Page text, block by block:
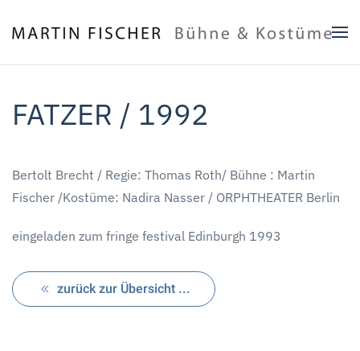
FATZER / 1992
Bertolt Brecht / Regie: Thomas Roth/ Bühne : Martin
Fischer /Kostüme: Nadira Nasser / ORPHTHEATER Berlin
eingeladen zum fringe festival Edinburgh 1993
zurück zur Übersicht ...